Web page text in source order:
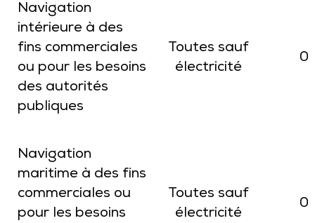
Navigation
intérieure à des
fins commerciales
ou pour les besoins
des autorités
publiques
Toutes sauf
électricité
0
Navigation
maritime à des fins
commerciales ou
pour les besoins
Toutes sauf
électricité
0